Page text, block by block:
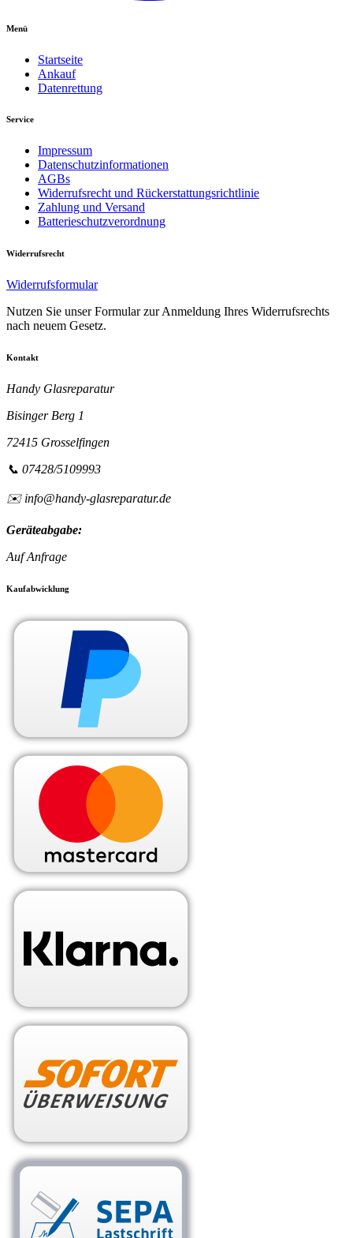
Menü
Startseite
Ankauf
Datenrettung
Service
Impressum
Datenschutzinformationen
AGBs
Widerrufsrecht und Rückerstattungsrichtlinie
Zahlung und Versand
Batterieschutzverordnung
Widerrufsrecht
Widerrufsformular
Nutzen Sie unser Formular zur Anmeldung Ihres Widerrufsrechts
nach neuem Gesetz.
Kontakt
Handy Glasreparatur
Bisinger Berg 1
72415 Grosselfingen
📞 07428/5109993
✉️ info@handy-glasreparatur.de
Geräteabgabe:
Auf Anfrage
Kaufabwicklung